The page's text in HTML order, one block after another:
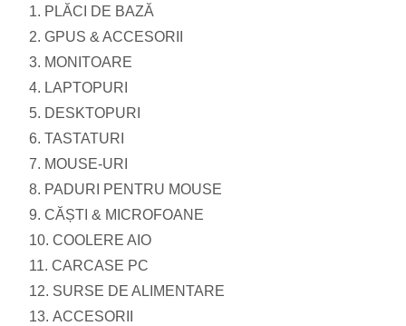
1. PLĂCI DE BAZĂ
2. GPUS & ACCESORII
3. MONITOARE
4. LAPTOPURI
5. DESKTOPURI
6. TASTATURI
7. MOUSE-URI
8. PADURI PENTRU MOUSE
9. CĂȘTI & MICROFOANE
10. COOLERE AIO
11. CARCASE PC
12. SURSE DE ALIMENTARE
13. ACCESORII